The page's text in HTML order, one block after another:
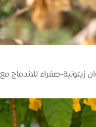
زيتونية-صفراء للاندماج مع